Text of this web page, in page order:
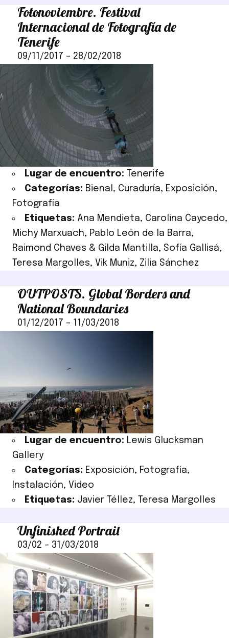
Fotonoviembre. Festival
Internacional de Fotografía de
Tenerife
09/11/2017 – 28/02/2018
Lugar de encuentro:
Tenerife
Categorías: Bienal , Curaduría, Exposición,
Fotografía
Etiquetas: Ana Mendieta, Carolina Caycedo,
Michy Marxuach, Pablo León de la Barra,
Raimond Chaves & Gilda Mantilla, Sofía Gallisá,
Teresa Margolles, Vik Muniz, Zilia Sánchez
OUTPOSTS. Global Borders and
National Boundaries
01/12/2017 – 11/03/2018
Lugar de encuentro: Lewis Glucksman
Gallery
Categorías: Exposición, Fotografía,
Instalación, Video
Etiquetas: Javier Téllez, Teresa Margolles
Unfinished Portrait
03/02 – 31/03/2018